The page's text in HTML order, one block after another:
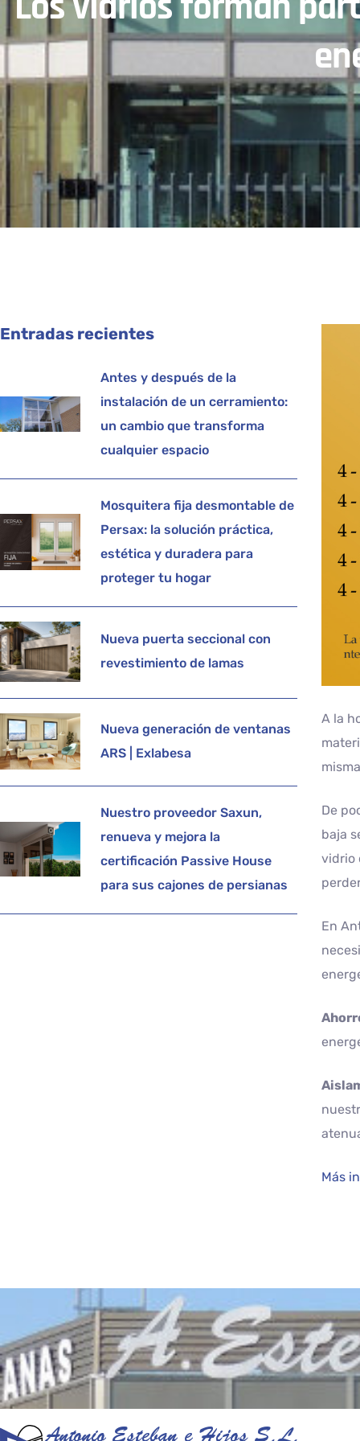
Entradas recientes
Antes y después de la
instalación de un cerramiento:
un cambio que transforma
cualquier espacio
Mosquitera fija desmontable de
Persax: la solución práctica,
estética y duradera para
proteger tu hogar
Nueva puerta seccional con
revestimiento de lamas
Nueva generación de ventanas
ARS | Exlabesa
Nuestro proveedor Saxun,
renueva y mejora la
certificación Passive House
para sus cajones de persianas
A la
De
baja
vidrio
En
Más